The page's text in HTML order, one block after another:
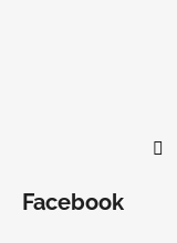
Facebook